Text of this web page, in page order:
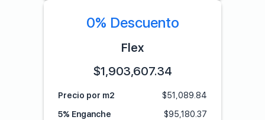
0% Descuento
Flex
$1,903,607.34
Precio por m2 $51,089.84
5% Enganche
$95,180.37